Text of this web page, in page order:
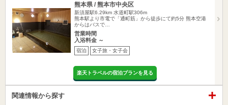
熊本県 / 熊本市中央区
新須屋駅6.29km 水道町駅306m
熊本駅より市電で「通町筋」から徒歩にて約5分 熊本空港
からはバスで…
営業時間
入浴料金 ～
宿泊 女子旅・女子会
楽天トラベルの宿泊プランを見る
関連情報から探す